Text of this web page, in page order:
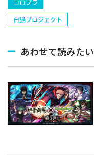
コロプラ
白猫プロジェクト
あわせて読みたい